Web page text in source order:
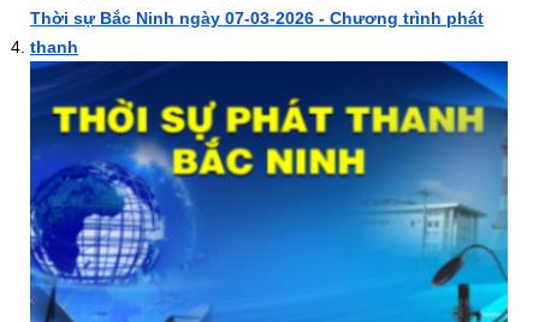
Thời sự Bắc Ninh ngày 07-03-2026 - Chương trình phát
thanh